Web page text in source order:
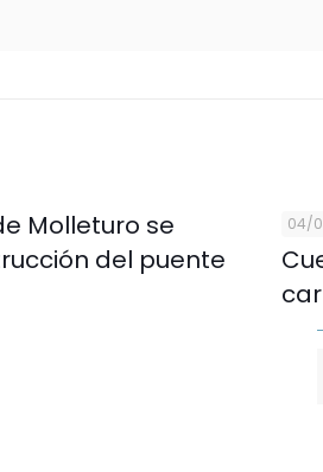
Molleturo se
del puente
04/